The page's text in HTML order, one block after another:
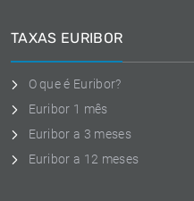
TAXAS EURIBOR
O que é Euribor?
Euribor 1 mês
Euribor a 3 meses
Euribor a 12 meses